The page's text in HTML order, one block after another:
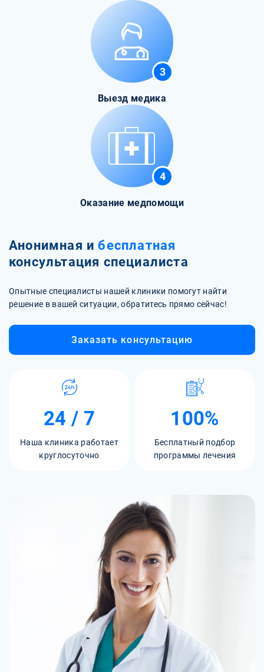
3
Выезд медика
4
Оказание медпомощи
Анонимная и бесплатная
консультация специалиста
Опытные специалисты нашей клиники помогут найти
решение в вашей ситуации, обратитесь прямо сейчас!
Заказать консультацию
24 / 7
Наша клиника работает
круглосуточно
100%
Бесплатный подбор
программы лечения